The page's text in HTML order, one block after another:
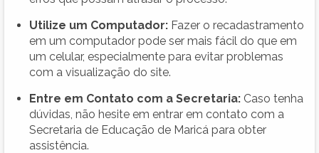
Utilize um Computador: Fazer o recadastramento
em um computador pode ser mais fácil do que em
um celular, especialmente para evitar problemas
com a visualização do site.
Entre em Contato com a Secretaria: Caso tenha
dúvidas, não hesite em entrar em contato com a
Secretaria de Educação de Maricá para obter
assistência.